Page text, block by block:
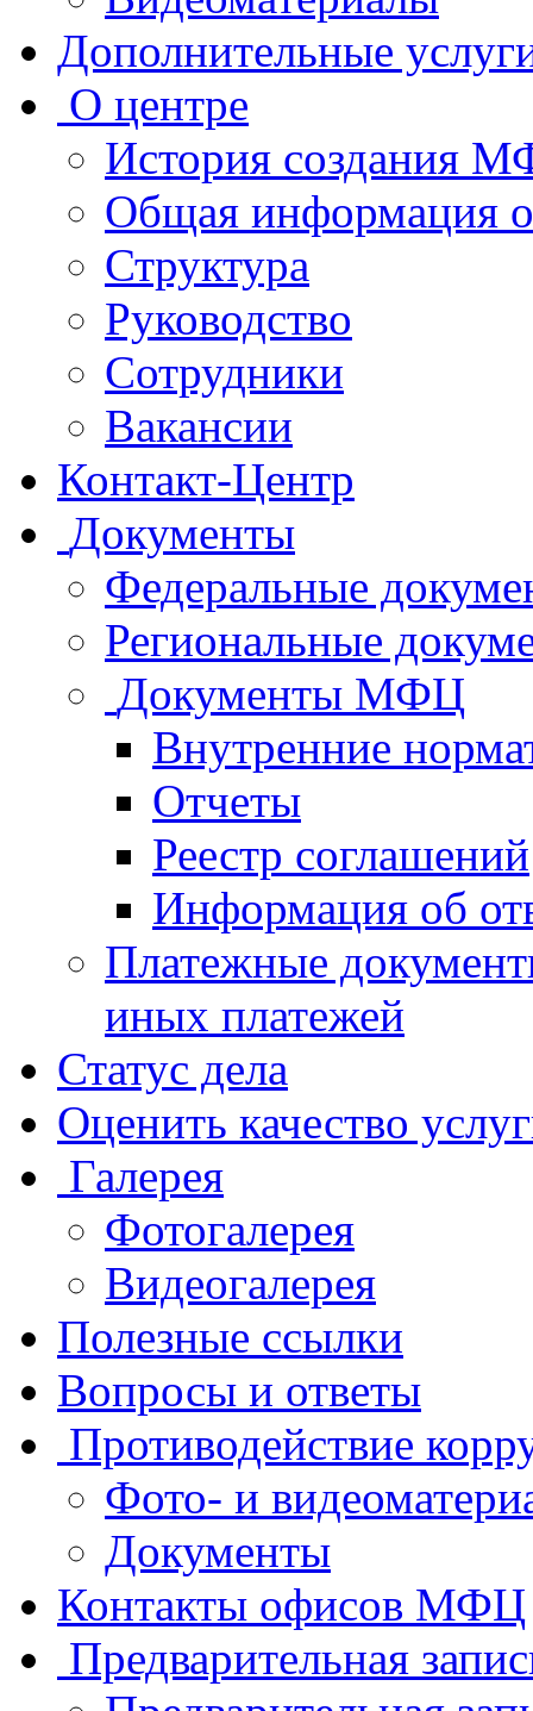
Дополнительные
О центре
История создания
Общая
Структура
Руководство
Сотрудники
Вакансии
Контакт-Центр
Документы
Федеральные
Региональные
Документы МФЦ
Внутренние
Отчеты
Реестр соглашений
Информация об
Платежные
иных платежей
Статус дела
Оценить качество
Галерея
Фотогалерея
Видеогалерея
Полезные ссылки
Вопросы и ответы
Противодействие
Фото- и
Документы
Контакты офисов МФЦ
Предварительная